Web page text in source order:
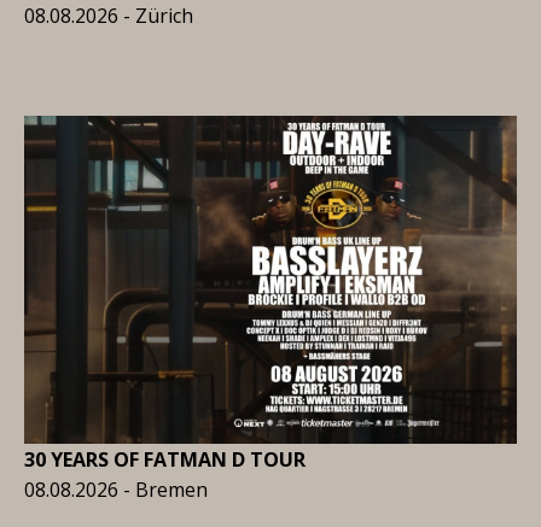
08.08.2026 - Zürich
30 YEARS OF FATMAN D TOUR
08.08.2026 - Bremen